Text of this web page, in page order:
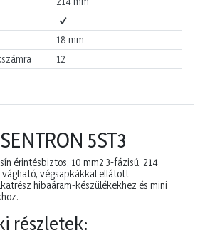
18 mm
12
5ST3
érintésbiztos, 10 mm2 3-fázisú, 214
vágható, végsapkákkal ellátott
hibaáram-készülékekhez és mini
részletek: